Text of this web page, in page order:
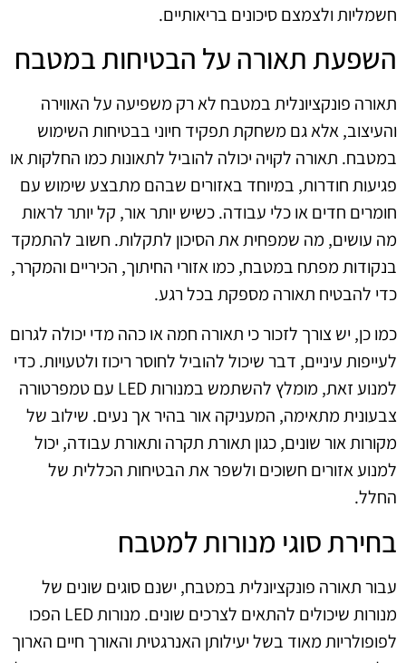
חשמליות ולצמצם סיכונים בריאותיים.
השפעת תאורה על הבטיחות במטבח
תאורה פונקציונלית במטבח לא רק משפיעה על האווירה
והעיצוב, אלא גם משחקת תפקיד חיוני בבטיחות השימוש
במטבח. תאורה לקויה יכולה להוביל לתאונות כמו החלקות או
פגיעות חודרות, במיוחד באזורים שבהם מתבצע שימוש עם
חומרים חדים או כלי עבודה. כשיש יותר אור, קל יותר לראות
מה עושים, מה שמפחית את הסיכון לתקלות. חשוב להתמקד
בנקודות מפתח במטבח, כמו אזורי החיתוך, הכיריים והמקרר,
כדי להבטיח תאורה מספקת בכל רגע.
כמו כן, יש צורך לזכור כי תאורה חמה או כהה מדי יכולה לגרום
לעייפות עיניים, דבר שיכול להוביל לחוסר ריכוז ולטעויות. כדי
למנוע זאת, מומלץ להשתמש במנורות LED עם טמפרטורה
צבעונית מתאימה, המעניקה אור בהיר אך נעים. שילוב של
מקורות אור שונים, כגון תאורת תקרה ותאורת עבודה, יכול
למנוע אזורים חשוכים ולשפר את הבטיחות הכללית של
החלל.
בחירת סוגי מנורות למטבח
עבור תאורה פונקציונלית במטבח, ישנם סוגים שונים של
מנורות שיכולים להתאים לצרכים שונים. מנורות LED הפכו
לפופולריות מאוד בשל יעילותן האנרגטית והאורך חיים הארוך